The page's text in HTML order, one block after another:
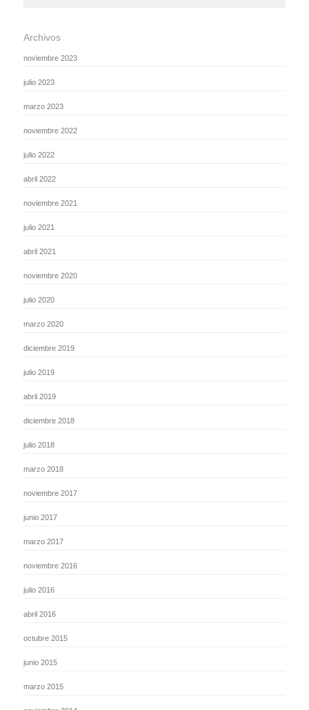
Archivos
noviembre 2023
julio 2023
marzo 2023
noviembre 2022
julio 2022
abril 2022
noviembre 2021
julio 2021
abril 2021
noviembre 2020
julio 2020
marzo 2020
diciembre 2019
julio 2019
abril 2019
diciembre 2018
julio 2018
marzo 2018
noviembre 2017
junio 2017
marzo 2017
noviembre 2016
julio 2016
abril 2016
octubre 2015
junio 2015
marzo 2015